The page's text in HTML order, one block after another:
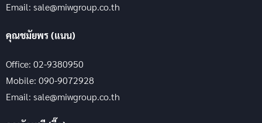
Email: sale@miwgroup.co.th
คุณชมัยพร (แนน)
Office: 02-9380950
Mobile: 090-9072928
Email: sale@miwgroup.co.th